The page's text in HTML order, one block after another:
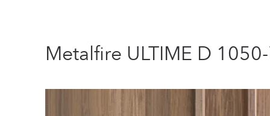
Metalfire ULTIME D